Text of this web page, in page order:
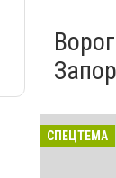
СПЕЦТЕМА